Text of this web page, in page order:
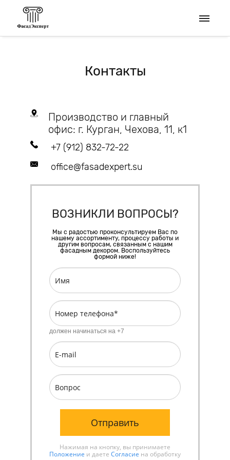
Контакты
Производство и главный
офис: г. Курган, Чехова, 11, к1
+7 (912) 832-72-22
office@fasadexpert.su
ВОЗНИКЛИ ВОПРОСЫ?
Мы с радостью проконсультируем Вас по
нашему ассортименту, процессу работы и
другим вопросам, связанным с нашим
фасадным декором. Воспользуйтесь
формой ниже!
должен начинаться на +7
Отправить
Нажимая на кнопку, вы принимаете
Положение и даете Согласие на обработку